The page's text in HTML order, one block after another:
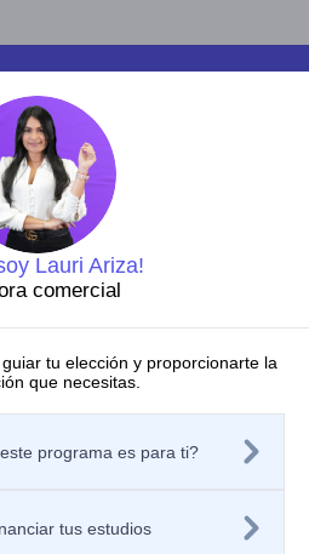
Lauri Ariza!
comercial
tu elección y proporcionarte la
que necesitas.
programa es para ti?
tus estudios
y Ciencias Aplicadas
Educativa y Fortalecimiento
atención